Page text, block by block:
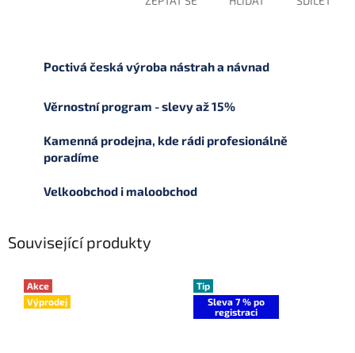
Poctivá česká výroba nástrah a návnad
Věrnostní program - slevy až 15%
Kamenná prodejna, kde rádi profesionálně
poradíme
Velkoobchod i maloobchod
Související produkty
Akce
Výprodej
Tip
Sleva 7 % po
registraci